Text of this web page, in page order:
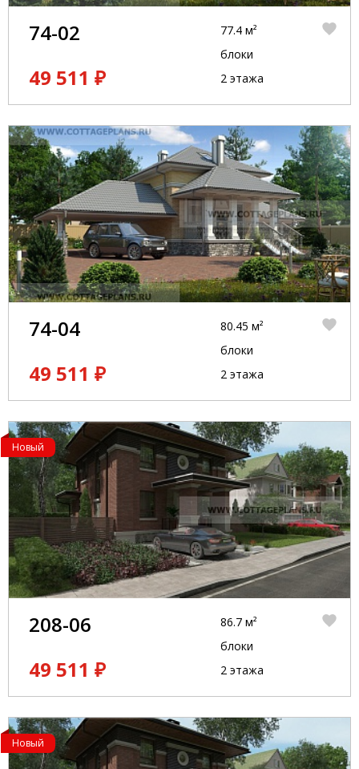
74-02
49 511 ₽
77.4 м²
блоки
2 этажа
74-04
49 511 ₽
80.45 м²
блоки
2 этажа
Новый
208-06
49 511 ₽
86.7 м²
блоки
2 этажа
Новый